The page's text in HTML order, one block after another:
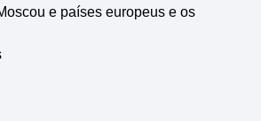
e países europeus e os